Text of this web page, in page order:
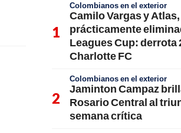
Colombianos en el exterior
Camilo Vargas y Atlas,
prácticamente
Leagues Cup: derrota
Charlotte FC
Colombianos en el exterior
Jaminton Campaz
Rosario Central al
semana crítica